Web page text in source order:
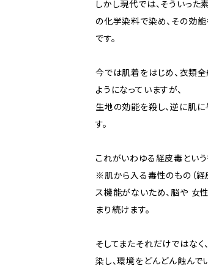
しかし現代では、そういっ
の化学染料で染め、その効
です。
今では肌着をはじめ、衣類
ようになっていますが、
生地の効能を殺し、逆に肌
す。
これがいわゆる経皮毒という
※肌から入る毒性のもの（経
ス機能がないため、脳や 女
まり続けます。
そしてまたそれだけではな
染し、環境をどんどん蝕んで